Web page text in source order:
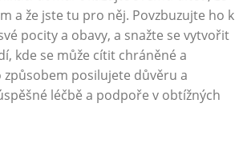
a že jste tu pro něj. Povzbuzujte ho k
pocity a obavy, a snažte se vytvořit
kde se může cítit chráněné a
posilujete důvěru a
léčbě a podpoře v obtížných